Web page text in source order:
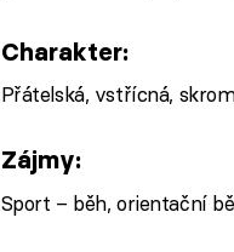
Charakter:
Přátelská, vstřícná,
Zájmy:
Sport – běh, orientační